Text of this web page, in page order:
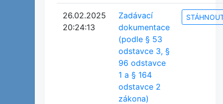
26.02.2025
20:24:13
Zadávací
dokumentace
(podle § 53
odstavce 3, §
96 odstavce
1 a § 164
odstavce 2
zákona)